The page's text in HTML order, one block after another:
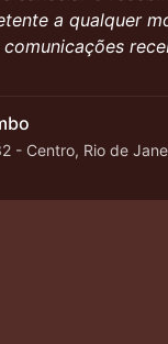
a qualquer
- Centro, Rio de